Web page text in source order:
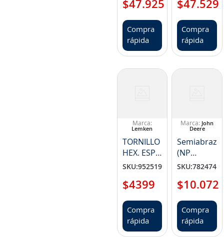
$47.925
Compra
rápida
Deere NP
$47.529
Compra
rápida
Lemken
TORNILLO
HEX. ESP.
M16X70LS45XB20
5363 )
SKU:952519
$4399
Compra
rápida
John
Deere
(NP
07Z41561I)
SKU:782474
$10.072
Compra
rápida